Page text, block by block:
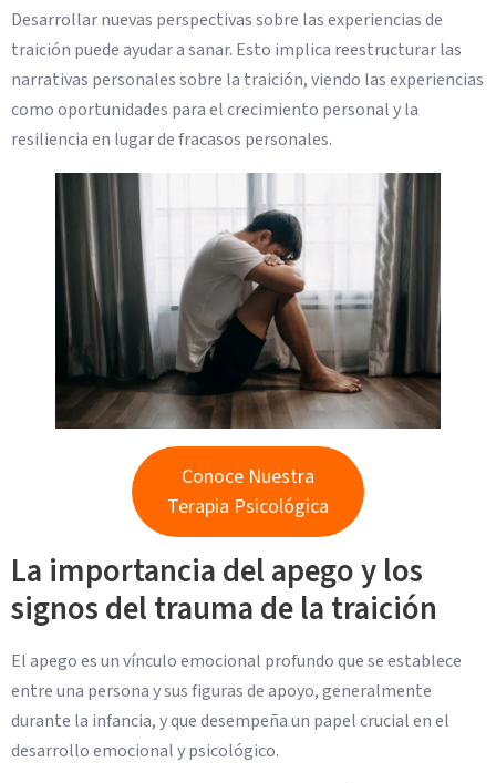
Desarrollar nuevas perspectivas sobre las experiencias de
traición puede ayudar a sanar. Esto implica reestructurar las
narrativas personales sobre la traición, viendo las experiencias
como oportunidades para el crecimiento personal y la
resiliencia en lugar de fracasos personales.
Conoce Nuestra
Terapia Psicológica
La importancia del apego y los
signos del trauma de la traición
El apego es un vínculo emocional profundo que se establece
entre una persona y sus figuras de apoyo, generalmente
durante la infancia, y que desempeña un papel crucial en el
desarrollo emocional y psicológico.